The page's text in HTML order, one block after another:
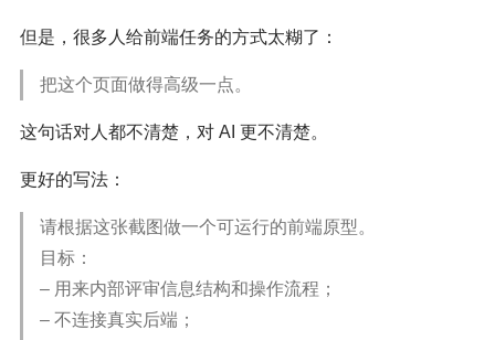
但是，很多人给前端任务的方式太糊了：
把这个页面做得高级一点。
这句话对人都不清楚，对 AI 更不清楚。
更好的写法：
请根据这张截图做一个可运行的前端原型。
目标：
– 用来内部评审信息结构和操作流程；
– 不连接真实后端；